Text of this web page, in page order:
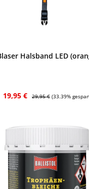
Halsband LED
Verkaufspreis:
19,95 € Regulärer Preis:
29,95 € (33.39%